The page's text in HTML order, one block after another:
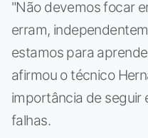
"Não devemos focar
erram,
estamos para
afirmou o técnico
importância de seguir
falhas.